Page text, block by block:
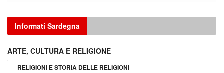
Informati Sardegna
ARTE, CULTURA E RELIGIONE
RELIGIONI E STORIA DELLE RELIGIONI